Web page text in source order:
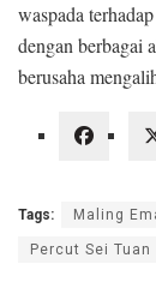
waspada
dengan berbagai
berusaha
Tags: Maling
Percut Sei Tuan